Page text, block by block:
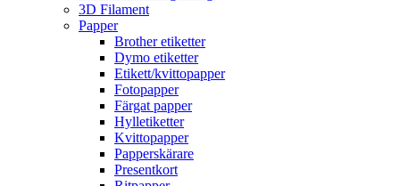
3D Filament
Papper
Brother etiketter
Dymo etiketter
Etikett/kvittopapper
Fotopapper
Färgat papper
Hylletiketter
Kvittopapper
Papperskärare
Presentkort